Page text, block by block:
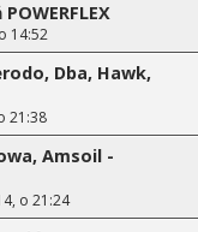
14:52
Dba, Hawk,
21:38
Amsoil -
o 21:24